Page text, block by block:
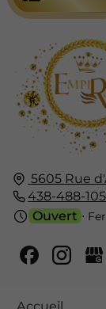
5605 Rue
438-488-
Ouvert ⋅